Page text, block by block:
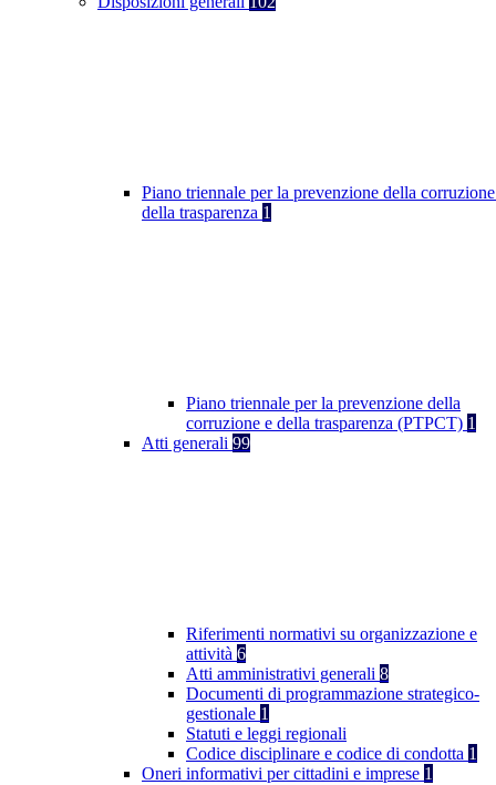
Piano triennale per la prevenzione della
della trasparenza 1
Piano triennale per la prevenzione della
corruzione e della trasparenza (PTPCT) 1
Atti generali 99
Riferimenti normativi su organizzazione e
attività 6
Atti amministrativi generali 8
Documenti di programmazione strategico-
gestionale 1
Statuti e leggi regionali
Codice disciplinare e codice di condotta 1
Oneri informativi per cittadini e imprese 1